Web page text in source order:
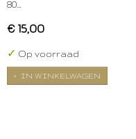
80…
€ 15,00
✓ Op voorraad
IN WINKELWAGEN